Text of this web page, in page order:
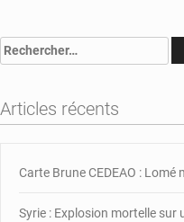
usagers
mer
et
littoral
Rechercher :
Articles récents
Carte Brune CEDEAO :
Syrie : Explosion mortelle